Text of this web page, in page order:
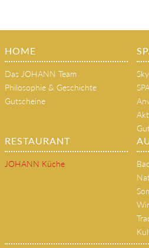
HOME
Das JOHANN Team
Philosophie & Geschichte
Gutscheine
RESTAURANT
JOHANN Küche